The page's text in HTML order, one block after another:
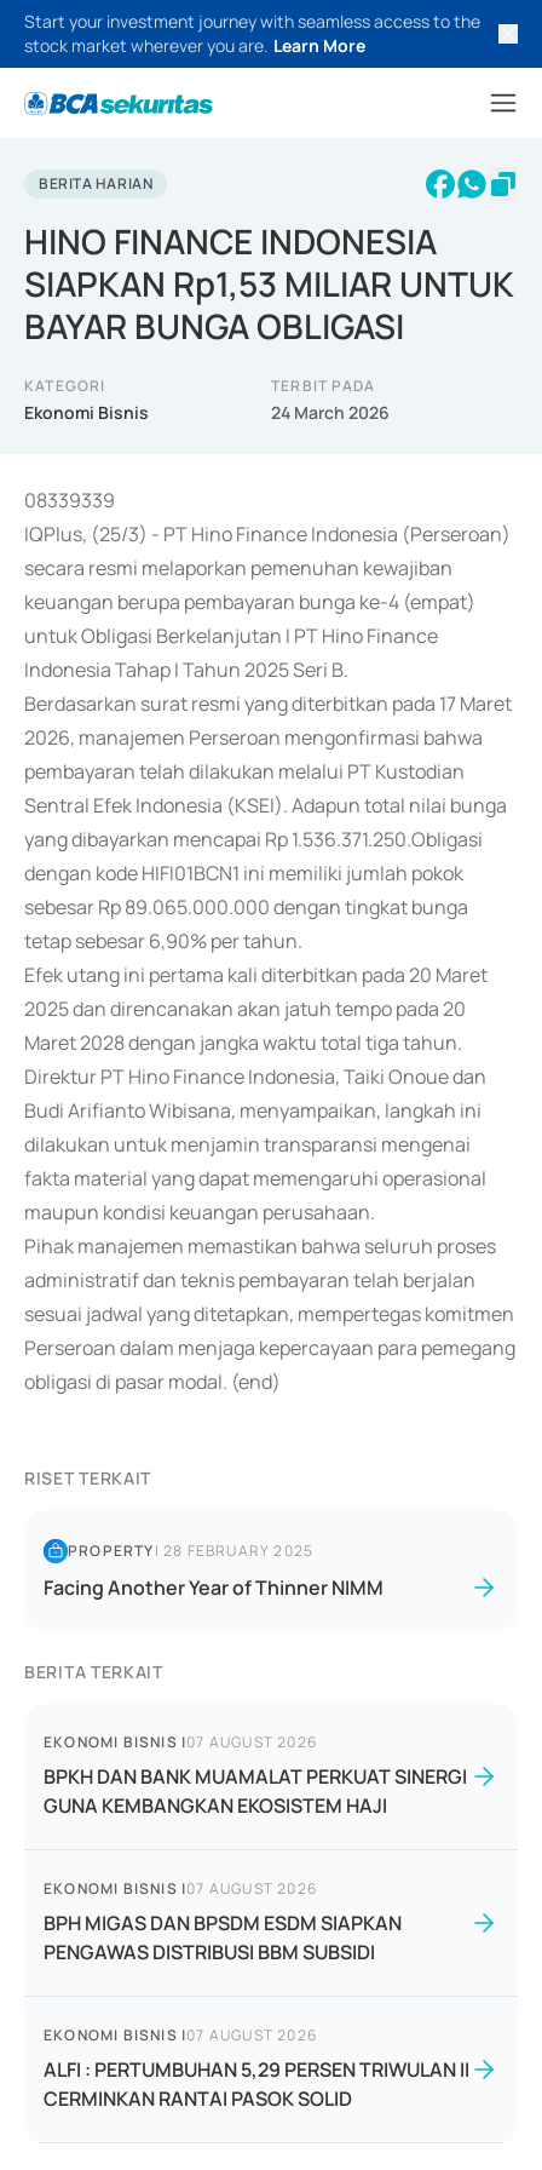
Start your investment journey with seamless access to the
stock market wherever you are. Learn More
BERITA HARIAN
HINO FINANCE INDONESIA
SIAPKAN Rp1,53 MILIAR UNTUK
BAYAR BUNGA OBLIGASI
KATEGORI
Ekonomi Bisnis
TERBIT PADA
24 March 2026
08339339
IQPlus, (25/3) - PT Hino Finance Indonesia (Perseroan)
secara resmi melaporkan pemenuhan kewajiban
keuangan berupa pembayaran bunga ke-4 (empat)
untuk Obligasi Berkelanjutan I PT Hino Finance
Indonesia Tahap I Tahun 2025 Seri B.
Berdasarkan surat resmi yang diterbitkan pada 17 Maret
2026, manajemen Perseroan mengonfirmasi bahwa
pembayaran telah dilakukan melalui PT Kustodian
Sentral Efek Indonesia (KSEI). Adapun total nilai bunga
yang dibayarkan mencapai Rp 1.536.371.250.Obligasi
dengan kode HIFI01BCN1 ini memiliki jumlah pokok
sebesar Rp 89.065.000.000 dengan tingkat bunga
tetap sebesar 6,90% per tahun.
Efek utang ini pertama kali diterbitkan pada 20 Maret
2025 dan direncanakan akan jatuh tempo pada 20
Maret 2028 dengan jangka waktu total tiga tahun.
Direktur PT Hino Finance Indonesia, Taiki Onoue dan
Budi Arifianto Wibisana, menyampaikan, langkah ini
dilakukan untuk menjamin transparansi mengenai
fakta material yang dapat memengaruhi operasional
maupun kondisi keuangan perusahaan.
Pihak manajemen memastikan bahwa seluruh proses
administratif dan teknis pembayaran telah berjalan
sesuai jadwal yang ditetapkan, mempertegas komitmen
Perseroan dalam menjaga kepercayaan para pemegang
obligasi di pasar modal. (end)
RISET TERKAIT
PROPERTY|28 FEBRUARY 2025
Facing Another Year of Thinner NIMM
BERITA TERKAIT
EKONOMI BISNIS |07 AUGUST 2026
BPKH DAN BANK MUAMALAT PERKUAT SINERGI
GUNA KEMBANGKAN EKOSISTEM HAJI
EKONOMI BISNIS |07 AUGUST 2026
BPH MIGAS DAN BPSDM ESDM SIAPKAN
PENGAWAS DISTRIBUSI BBM SUBSIDI
EKONOMI BISNIS |07 AUGUST 2026
ALFI : PERTUMBUHAN 5,29 PERSEN TRIWULAN II
CERMINKAN RANTAI PASOK SOLID